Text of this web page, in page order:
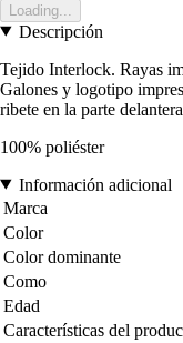
Loading...
Descripción
Tejido Interlock. Rayas
Galones y logotipo
ribete en la parte
100% poliéster
Información adicional
Marca
Color
Color dominante
Como
Edad
Características del